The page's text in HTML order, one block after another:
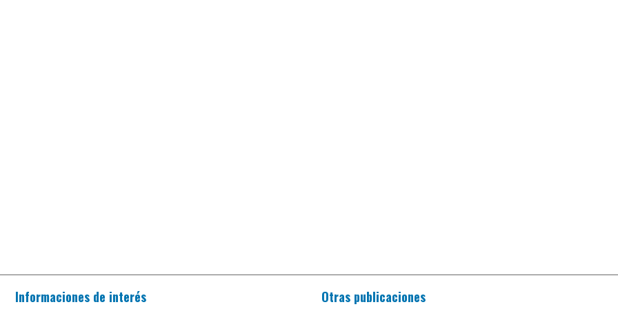
Informaciones de interés Otras publicaciones